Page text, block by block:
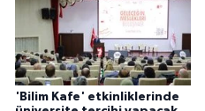
'Bilim Kafe' etkinliklerinde